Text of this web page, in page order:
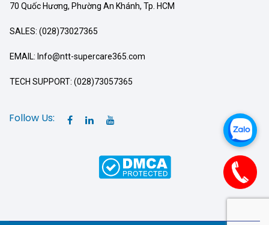
70 Quốc Hương, Phường An Khánh, Tp. HCM
SALES: (028)73027365
EMAIL: Info@ntt-supercare365.com
TECH SUPPORT: (028)73057365
Follow Us: